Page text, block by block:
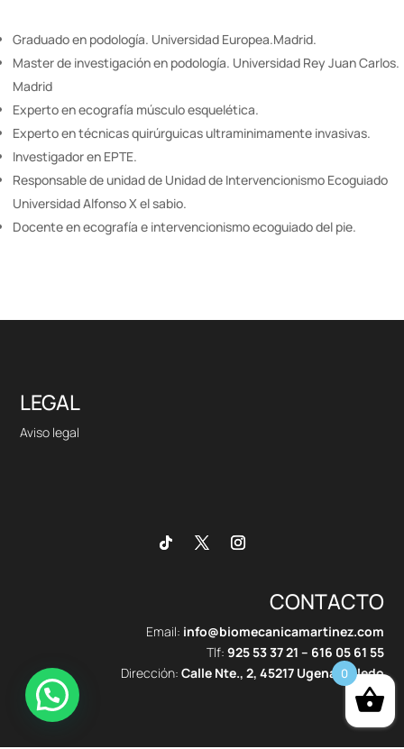
Graduado en podología. Universidad Europea.Madrid.
Master de investigación en podología. Universidad Rey Juan Carlos.
Madrid
Experto en ecografía músculo esquelética.
Experto en técnicas quirúrguicas ultraminimamente invasivas.
Investigador en EPTE.
Responsable de unidad de Unidad de Intervencionismo Ecoguiado
Universidad Alfonso X el sabio.
Docente en ecografía e intervencionismo ecoguiado del pie.
LEGAL
Aviso legal
CONTACTO
Email: info@biomecanicamartinez.com
Tlf: 925 53 37 21 – 616 05 61 55
Dirección: Calle Nte., 2, 45217 Ugena, Toledo
0